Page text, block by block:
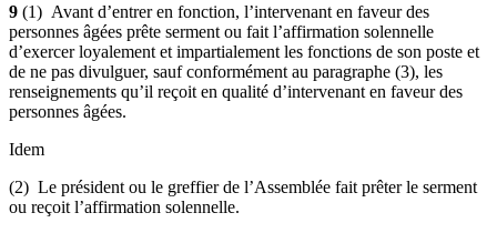
9 (1) Avant d’entrer en fonction, l’intervenant en faveur des
personnes âgées prête serment ou fait l’affirmation solennelle
d’exercer loyalement et impartialement les fonctions de son poste et
de ne pas divulguer, sauf conformément au paragraphe (3), les
renseignements qu’il reçoit en qualité d’intervenant en faveur des
personnes âgées.
Idem
(2) Le président ou le greffier de l’Assemblée fait prêter le serment
ou reçoit l’affirmation solennelle.